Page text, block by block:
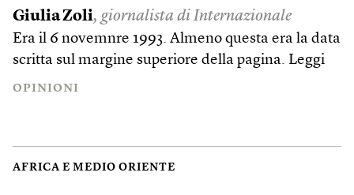
Giulia Zoli, giornalista di Internazionale
Era il 6 novemnre 1993. Almeno questa era la data
scritta sul margine superiore della pagina. Leggi
OPINIONI
AFRICA E MEDIO ORIENTE